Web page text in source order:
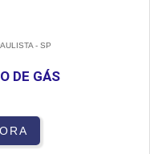
- SP
DE GÁS